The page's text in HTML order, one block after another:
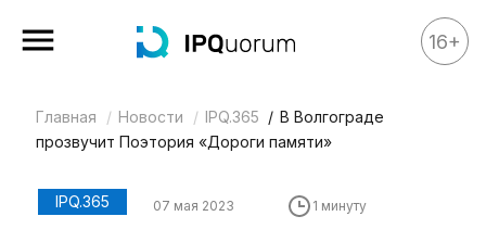
Все материалы
Аналитика
16+
Главная Новости IPQ.365
В Волгограде
прозвучит Поэтория «Дороги памяти»
IPQ.365 07 мая 2023 1 минуту